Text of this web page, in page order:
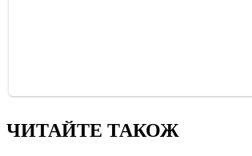
ЧИТАЙТЕ ТАКОЖ